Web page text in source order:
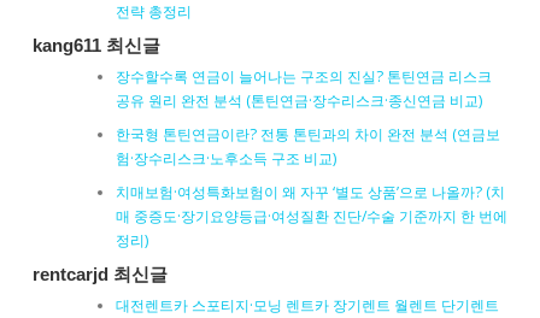
전략 총정리
kang611 최신글
장수할수록 연금이 늘어나는 구조의 진실? 톤틴연금 리스크
공유 원리 완전 분석 (톤틴연금·장수리스크·종신연금 비교)
한국형 톤틴연금이란? 전통 톤틴과의 차이 완전 분석 (연금보
험·장수리스크·노후소득 구조 비교)
치매보험·여성특화보험이 왜 자꾸 ‘별도 상품’으로 나올까? (치
매 중증도·장기요양등급·여성질환 진단/수술 기준까지 한 번에
정리)
rentcarjd 최신글
대전렌트카 스포티지·모닝 렌트카 장기렌트 월렌트 단기렌트